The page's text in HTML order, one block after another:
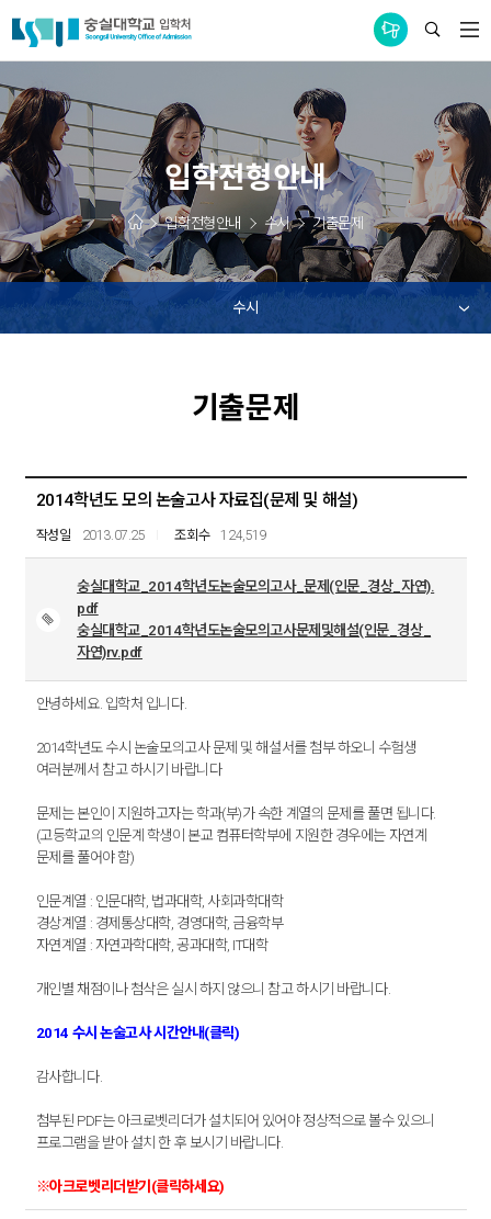
통합공지사항
입학전형안내
입학전형안내 수시 기출문제
수시
기출문제
2014학년도 모의 논술고사 자료집(문제 및 해설)
2013.07.25 124,519
숭실대학교_2014학년도논술모의고사_문제(인문_경상_자연).
pdf
숭실대학교_2014학년도논술모의고사문제및해설(인문_경상_
자연)rv.pdf
안녕하세요. 입학처 입니다.
2014학년도 수시 논술모의고사 문제 및 해설서를 첨부 하오니 수험생
여러분께서 참고 하시기 바랍니다
문제는 본인이 지원하고자는 학과(부)가 속한 계열의 문제를 풀면 됩니다.
(고등학교의 인문계 학생이 본교 컴퓨터학부에 지원한 경우에는 자연계
문제를 풀어야 함)
인문계열 : 인문대학, 법과대학, 사회과학대학
경상계열 : 경제통상대학, 경영대학, 금융학부
자연계열 : 자연과학대학, 공과대학, IT대학
개인별 채점이나 첨삭은 실시 하지 않으니 참고 하시기 바랍니다.
2014 수시 논술고사 시간안내(클릭)
감사합니다.
첨부된 PDF는 아크로벳리더가 설치되어 있어야 정상적으로 볼수 있으니
프로그램을 받아 설치 한 후 보시기 바랍니다.
※아크로벳리더받기(클릭하세요)